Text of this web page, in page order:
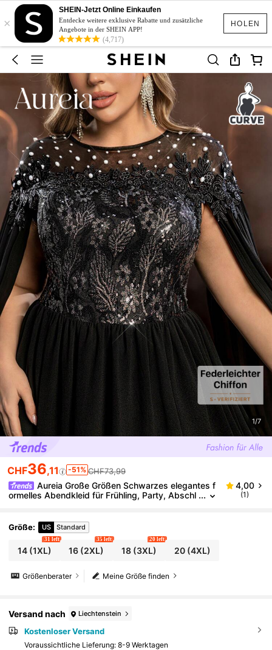
HOLEN
×
SHEIN-Jetzt Online Einkaufen
Entdecke weitere exklusive Rabatte und zusätzliche
Angebote in der SHEIN APP!
(4,717)
1/7
CHF36,11 -51% CHF73,99
Aureia Große Größen Schwarzes elegantes f
ormelles Abendkleid für Frühling, Party, Abschl
n
4,00
(1)
Größe: US Standard
14(1XL)
31 left
16 (2XL)
35 left
18(3XL)
20 left
20(4XL)
Meine Größe finden
Größenberater
Versand nach Liechtenstein
Kostenloser Versand
Voraussichtliche Lieferung: 8-9 Werktagen